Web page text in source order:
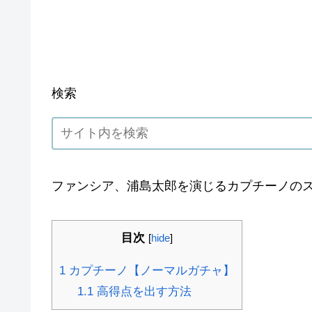
検索
ファンシア、浦島太郎を演じるカプチーノの
目次 [hide]
1 カプチーノ【ノーマルガチャ】
1.1高得点を出す方法